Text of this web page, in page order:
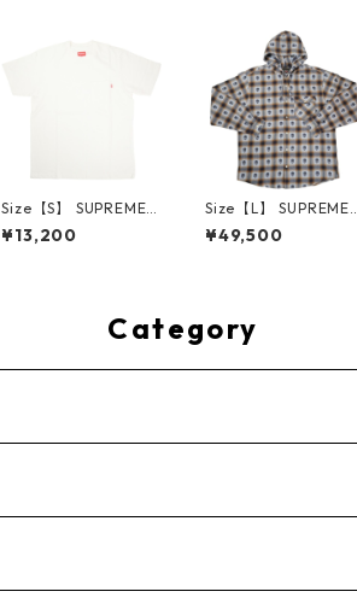
Size【S】 SUPREME
シュプリーム S/S Poc
ket Tee White Tシャ
¥13,200
Size【L】 SUPREME
シュプリーム ×Numbe
r (N)ine 25FW Hoode
¥49,500
Category